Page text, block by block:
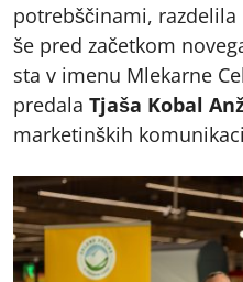
potrebščinami,
še pred začetkom
sta v imenu Mlekarne
predala Tjaša Kobal
marketinških